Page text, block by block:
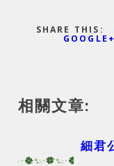
SHARE
GOOGLE+
相關文章:
細君